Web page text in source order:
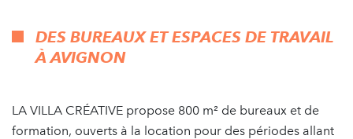
DES BUREAUX ET ESPACES DE TRAVAIL
À AVIGNON
LA VILLA CRÉATIVE propose 800 m² de bureaux et de
formation, ouverts à la location pour des périodes allant